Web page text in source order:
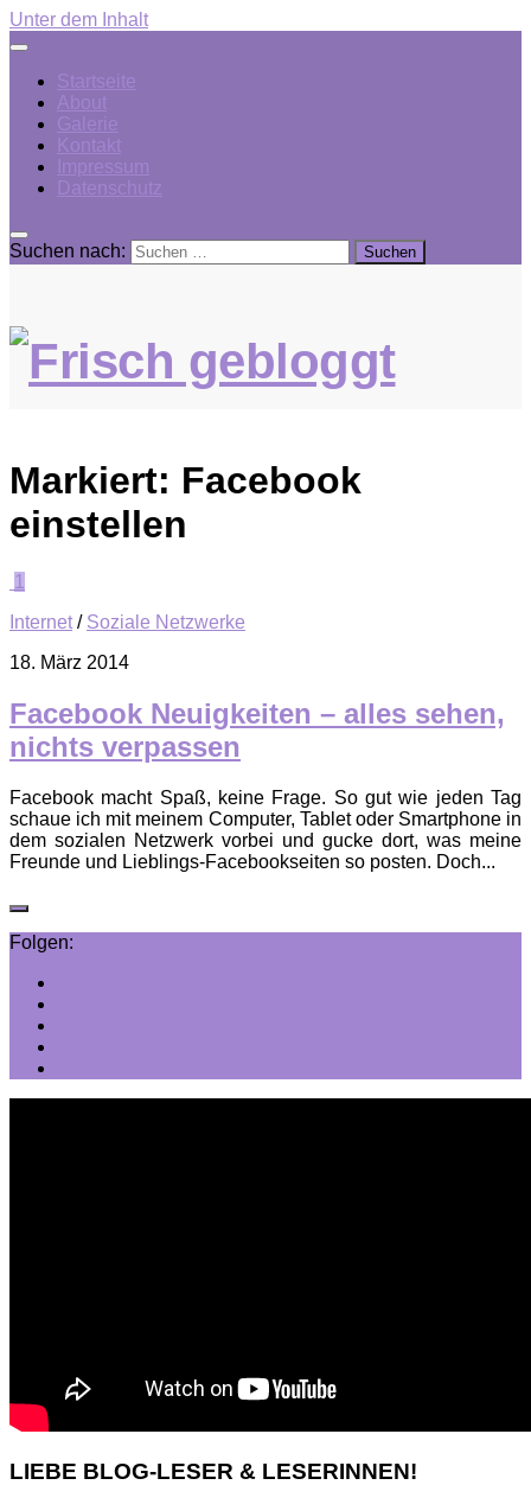
Unter dem Inhalt
Startseite
About
Galerie
Kontakt
Impressum
Datenschutz
Suchen nach:
Markiert: Facebook
einstellen
1
Internet/ Soziale Netzwerke
18. März 2014
Facebook Neuigkeiten – alles sehen,
nichts verpassen
Facebook macht Spaß, keine Frage. So gut wie jeden Tag
schaue ich mit meinem Computer, Tablet oder Smartphone in
dem sozialen Netzwerk vorbei und gucke dort, was meine
Freunde und Lieblings-Facebookseiten so posten. Doch...
Folgen:
LIEBE BLOG-LESER & LESERINNEN!